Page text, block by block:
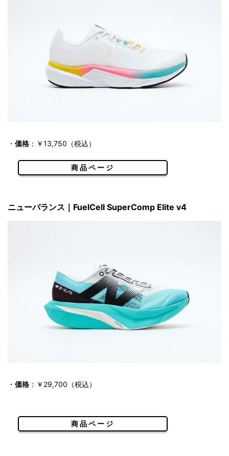
・ 価格 ：￥13,750（税込）
商品ページ
ニューバランス｜FuelCell SuperComp Elite v4
・ 価格 ：￥29,700（税込）
商品ページ